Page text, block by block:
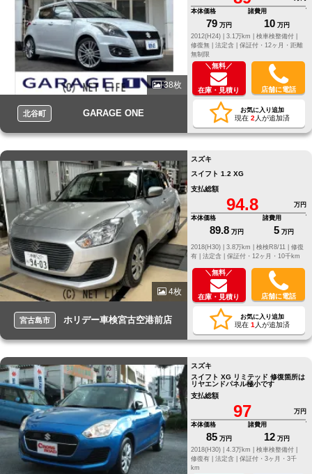
38枚
北谷町 GARAGE ONE
本体価格
79 万円
諸費用
10 万円
2012(H24) |
3.1万km |
検車検整備付 |
修復無 | 法定含 | 保証付・12ヶ月・距離
無制限
＼無料／
在庫・見積り 店舗に電話
お気に入り追加
現在 2 人が追加済
4枚
宮古島市 ホリデー車検宮古空港前店
スズキ
スイフト 1.2 XG
支払総額
94.8
万円
本体価格
89.8 万円
諸費用
5 万円
修復
有 | 法定含 | 保証付・12ヶ月・10千km
＼無料／
在庫・見積り 店舗に電話
お気に入り追加
現在 1 人が追加済
スズキ
スイフト XG リミテッド 修復箇所は
リヤエンドパネル極小です
支払総額
97
万円
本体価格
85 万円
諸費用
12 万円
2018(H30) |
4.3万km |
検車検整備付 |
修復有 | 法定含 | 保証付・3ヶ月・3千
km